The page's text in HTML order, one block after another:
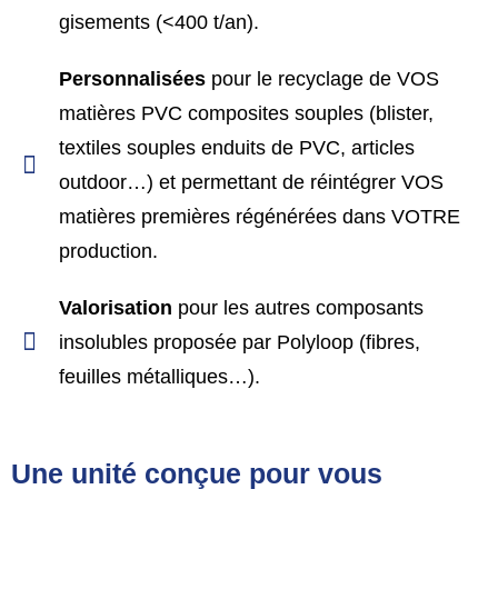
gisements (<400 t/an).
Personnaliséespour le recyclage de VOS
matières PVC composites souples (blister,
textiles souples enduits de PVC, articles
outdoor…) et permettant de réintégrer VOS
matières premières régénérées dans VOTRE
production.
Valorisation pour les autres composants
insolubles proposée par Polyloop (fibres,
feuilles métalliques…).
Une unité conçue pour vous